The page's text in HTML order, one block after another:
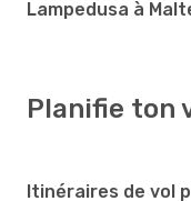
Lampedusa à
Planifie ton
Itinéraires de vol